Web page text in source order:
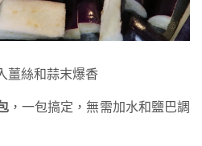
薑絲和蒜末爆香
，一包搞定，無需加水和鹽巴調